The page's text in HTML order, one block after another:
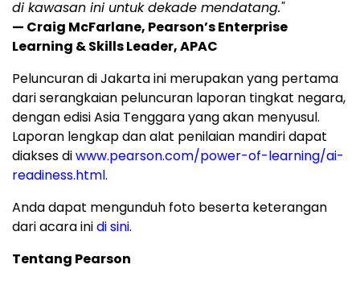
di kawasan ini untuk dekade mendatang."
— Craig McFarlane, Pearson’s Enterprise
Learning & Skills Leader, APAC
Peluncuran di Jakarta ini merupakan yang pertama
dari serangkaian peluncuran laporan tingkat negara,
dengan edisi Asia Tenggara yang akan menyusul.
Laporan lengkap dan alat penilaian mandiri dapat
diakses diwww.pearson.com/power-of-learning/ai-
readiness.html.
Andadapat mengunduh foto beserta keterangan
dari acara inidi sini.
Tentang Pearson